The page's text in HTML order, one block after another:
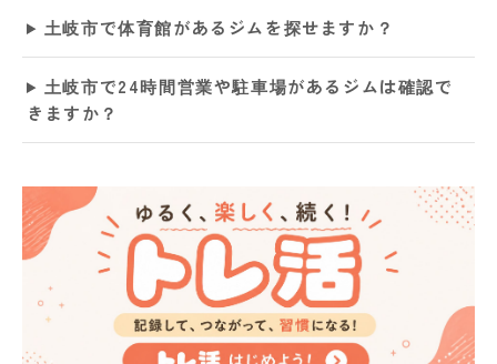
土岐市で体育館があるジムを探せますか？
土岐市で24時間営業や駐車場があるジムは確認で
きますか？